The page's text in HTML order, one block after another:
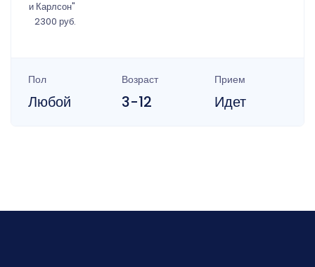
и Карлсон"
2300 руб.
Пол
Любой
Возраст
3-12
Прием
Идет